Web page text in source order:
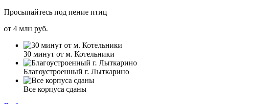
Просыпайтесь под пение птиц
от 4 млн руб.
30 минут от м. Котельники
Благоустроенный г. Лыткарино
Все корпуса сданы